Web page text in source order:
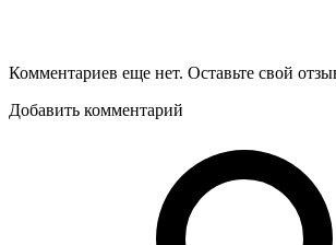
Комментариев еще нет. Оставьте свой
Добавить комментарий